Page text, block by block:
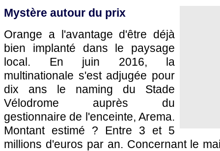
Mystère autour du prix
Orange a l'avantage d'être déjà
bien implanté dans le paysage
local. En juin 2016, la
multinationale s'est adjugée pour
dix ans le naming du Stade
Vélodrome auprès du
gestionnaire de l'enceinte, Arema.
Montant estimé ? Entre 3 et 5
millions d'euros par an. Concernant le